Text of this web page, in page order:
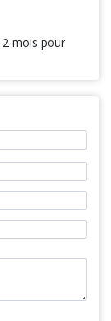
mois pour